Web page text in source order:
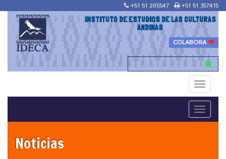
+51 51 205547 +51 51 357415
INSTITUTO DE ESTUDIOS DE LAS CULTURAS
ANDINAS
COLABORA
Toggle
Toggle
Noticias